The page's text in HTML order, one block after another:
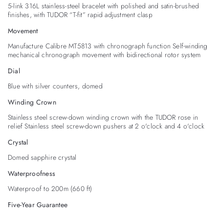
5-link 316L stainless-steel bracelet with polished and satin-brushed
finishes, with TUDOR “T-fit” rapid adjustment clasp
Movement
Manufacture Calibre MT5813 with chronograph function Self-winding
mechanical chronograph movement with bidirectional rotor system
Dial
Blue with silver counters, domed
Winding Crown
Stainless steel screw-down winding crown with the TUDOR rose in
relief Stainless steel screw-down pushers at 2 o'clock and 4 o'clock
Crystal
Domed sapphire crystal
Waterproofness
Waterproof to 200m (660 ft)
Five-Year Guarantee